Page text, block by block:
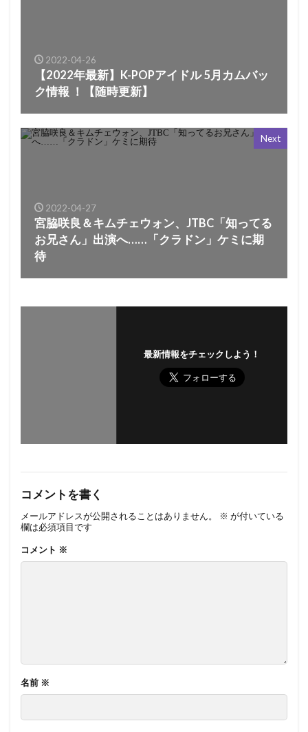
2022-04-26
【2022年最新】K-POPアイドル 5月カムバッ
ク情報 ！【随時更新】
Next
2022-04-27
宮脇咲良＆キムチェウォン、JTBC「知ってる
お兄さん」出演へ……「クラドン」ケミに期
待
最新情報をチェックしよう！
コメントを書く
メールアドレスが公開されることはありません。 ※ が付いている
欄は必須項目です
コメント ※
名前 ※